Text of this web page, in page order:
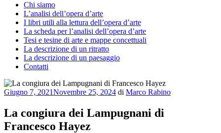
Chi siamo
L’analisi dell’opera d’arte
I libri utili alla lettura dell’opera d’arte
La scheda per l’analisi dell’opera d’arte
Tesi e tesine di arte e mappe concettuali
La descrizione di un ritratto
La descrizione di un paesaggio
Contatti
Pubblicato
Giugno 7, 2021Novembre 25, 2024 di Marco Rabino
La congiura dei Lampugnani di
Francesco Hayez